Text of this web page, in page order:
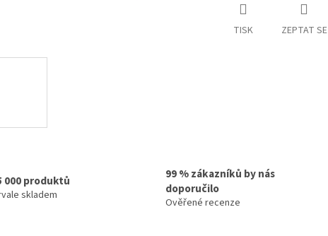
TISK ZEPTAT SE
000 produktů
skladem
99 % zákazníků by nás
doporučilo
Ověřené recenze